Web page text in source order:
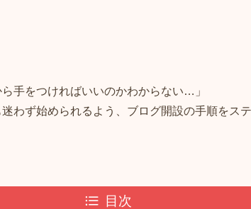
手をつければいいのかわからない…」
わず始められるよう、ブログ開設の手順をス
目次